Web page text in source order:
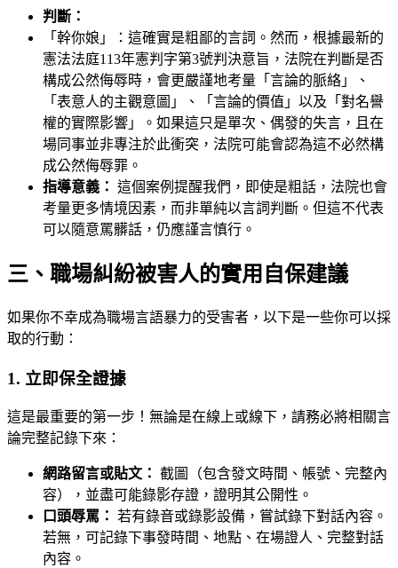
判斷：
「幹你娘」：這確實是粗鄙的言詞。然而，根據最新的
憲法法庭113年憲判字第3號判決意旨，法院在判斷是否
構成公然侮辱時，會更嚴謹地考量「言論的脈絡」、
「表意人的主觀意圖」、「言論的價值」以及「對名譽
權的實際影響」。如果這只是單次、偶發的失言，且在
場同事並非專注於此衝突，法院可能會認為這不必然構
成公然侮辱罪。
指導意義： 這個案例提醒我們，即使是粗話，法院也會
考量更多情境因素，而非單純以言詞判斷。但這不代表
可以隨意罵髒話，仍應謹言慎行。
三、職場糾紛被害人的實用自保建議
如果你不幸成為職場言語暴力的受害者，以下是一些你可以採
取的行動：
1. 立即保全證據
這是最重要的第一步！無論是在線上或線下，請務必將相關言
論完整記錄下來：
網路留言或貼文： 截圖（包含發文時間、帳號、完整內
容），並盡可能錄影存證，證明其公開性。
口頭辱罵： 若有錄音或錄影設備，嘗試錄下對話內容。
若無，可記錄下事發時間、地點、在場證人、完整對話
內容。